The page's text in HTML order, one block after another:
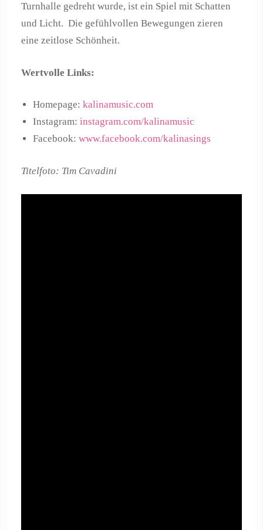
Turnhalle gedreht wurde, ist ein Spiel mit Schatten
und Licht. Die gefühlvollen Bewegungen zieren
eine zeitlose Schönheit.
Wertvolle Links:
Homepage:kalinamusic.com
Instagram:instagram.com/kalinamusic
Facebook:www.facebook.com/kalinasings
Titelfoto: Tim Cavadini